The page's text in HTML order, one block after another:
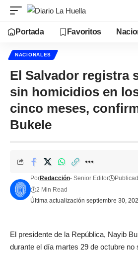
Portada Favoritos
NACIONALES
El Salvador registra
sin homicidios en
cinco meses,
Bukele
Última actualización septiembre 30,
PorRedacción- Senior Editor
2 Min Read
El presidente de la República, Nayib
durante el día martes 29 de octubre no